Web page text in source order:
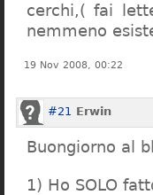
cerchi,( fai
nemmeno
19 Nov 2008, 00:22
#21 Erwin
Buongiorno al
1) Ho SOLO